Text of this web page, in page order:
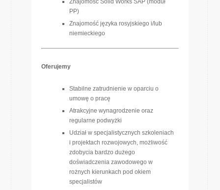
Znajomość Solid Works SAP (moduł
PP)
Znajomość języka rosyjskiego i/lub
niemieckiego
Oferujemy
Stabilne zatrudnienie w oparciu o
umowę o pracę
Atrakcyjne wynagrodzenie oraz
regularne podwyżki
Udział w specjalistycznych szkoleniach
i projektach rozwojowych, możliwość
zdobycia bardzo dużego
doświadczenia zawodowego w
rożnych kierunkach pod okiem
specjalistów